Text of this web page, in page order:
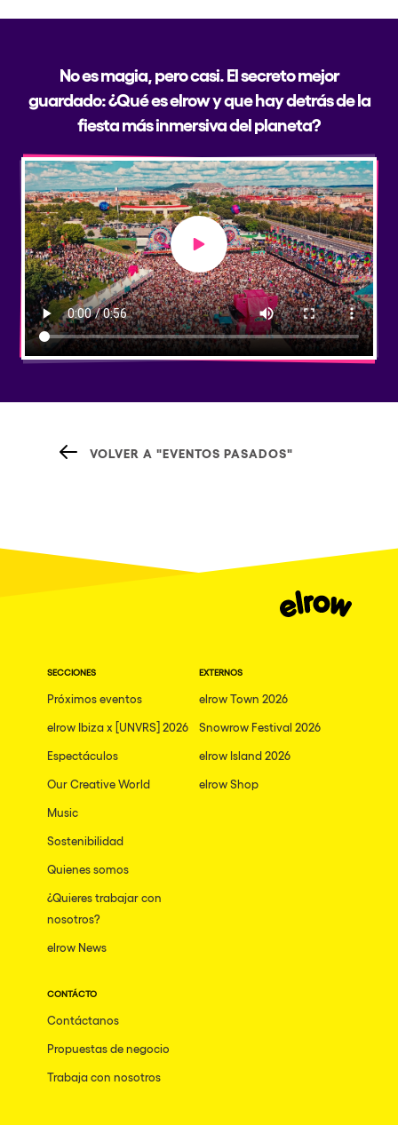
No es magia, pero casi. El secreto mejor
guardado: ¿Qué es elrow y que hay detrás de la
fiesta más inmersiva del planeta?
Play video
VOLVER A "EVENTOS PASADOS"
SECCIONES
Próximos eventos
elrow Ibiza x [UNVRS] 2026
Espectáculos
Our Creative World
Music
Sostenibilidad
Quienes somos
¿Quieres trabajar con
nosotros?
elrow News
EXTERNOS
elrow Town 2026
Snowrow Festival 2026
elrow Island 2026
elrow Shop
CONTÁCTO
Contáctanos
Propuestas de negocio
Trabaja con nosotros